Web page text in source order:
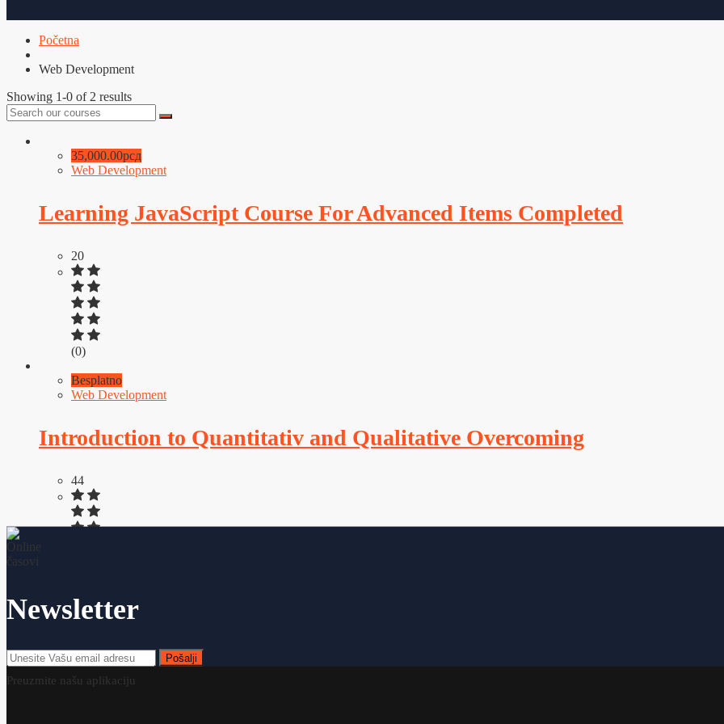
Početna
Web Development
Showing 1-0 of 2 results
35,000.00рсд
Web Development
Learning JavaScript Course For Advanced Items Completed
20
(0)
Besplatno
Web Development
Introduction to Quantitativ and Qualitative Overcoming
44
Newsletter
Pošalji
Preuzmite našu aplikaciju